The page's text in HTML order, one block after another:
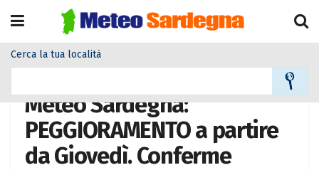
Cerca la tua località
Meteo Sardegna:
PEGGIORAMENTO a partire
da Giovedì. Conferme